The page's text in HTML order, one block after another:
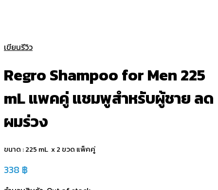
เขียนรีวิว
Regro Shampoo for Men 225
mL แพคคู่ แชมพูสำหรับผู้ชาย ลด
ผมร่วง
ขนาด : 225 mL x 2 ขวด แพ็คคู่
338 ฿